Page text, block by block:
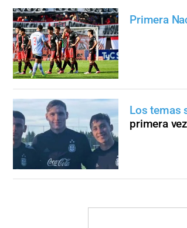
Primera
Los temas
primera